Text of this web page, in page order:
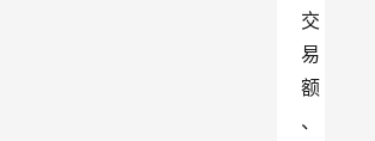
交
易
额
、